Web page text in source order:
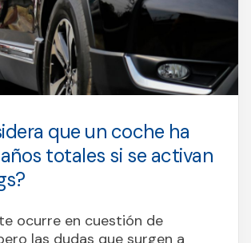
que un coche ha
totales si se activan
ocurre en cuestión de
las dudas que surgen a